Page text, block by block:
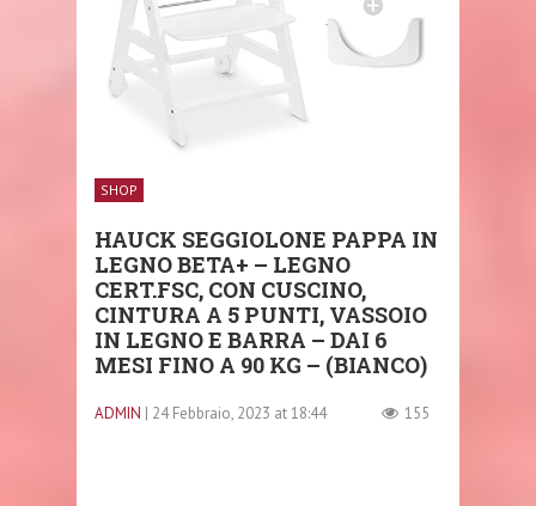
SHOP
HAUCK SEGGIOLONE PAPPA IN
LEGNO BETA+ – LEGNO
CERT.FSC, CON CUSCINO,
CINTURA A 5 PUNTI, VASSOIO
IN LEGNO E BARRA – DAI 6
MESI FINO A 90 KG – (BIANCO)
ADMIN | 24 Febbraio, 2023 at 18:44 155